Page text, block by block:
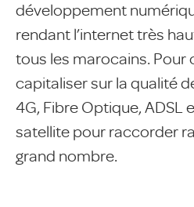
développement
rendant l’internet très
tous les marocains. Pour
capitaliser sur la qualité
4G, Fibre Optique, ADSL
satellite pour raccorder
grand nombre.